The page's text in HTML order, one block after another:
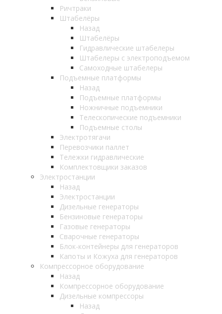
Ричтраки
Штабелёры
Назад
Штабелёры
Гидравлические штабелеры
Штабелеры с электроподъемом
Самоходные штабелеры
Подъемные платформы
Назад
Подъемные платформы
Ножничные подъемники
Телескопические подъемники
Подъемные столы
Электротягачи
Перевозчики паллет
Тележки гидравлические
Комплектовщики заказов
Электростанции
Назад
Электростанции
Дизельные генераторы
Бензиновые генераторы
Газовые генераторы
Сварочные генераторы
Блок-контейнеры для генераторов
Капоты и Кожуха для генераторов
Компрессорное оборудование
Назад
Компрессорное оборудование
Дизельные компрессоры
Назад